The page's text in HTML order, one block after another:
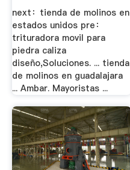
next：tienda de molinos en
estados unidos pre：
trituradora movil para
piedra caliza
diseño,Soluciones. ... tienda
de molinos en guadalajara
... Ambar. Mayoristas ...